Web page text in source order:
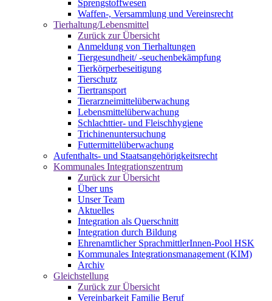
Sprengstoffwesen
Waffen-, Versammlung und Vereinsrecht
Tierhaltung/Lebensmittel
Zurück zur Übersicht
Anmeldung von Tierhaltungen
Tiergesundheit/ -seuchenbekämpfung
Tierkörperbeseitigung
Tierschutz
Tiertransport
Tierarzneimittelüberwachung
Lebensmittelüberwachung
Schlachttier- und Fleischhygiene
Trichinenuntersuchung
Futtermittelüberwachung
Aufenthalts- und Staatsangehörigkeitsrecht
Kommunales Integrationszentrum
Zurück zur Übersicht
Über uns
Unser Team
Aktuelles
Integration als Querschnitt
Integration durch Bildung
Ehrenamtlicher SprachmittlerInnen-Pool HSK
Kommunales Integrationsmanagement (KIM)
Archiv
Gleichstellung
Zurück zur Übersicht
Vereinbarkeit Familie Beruf